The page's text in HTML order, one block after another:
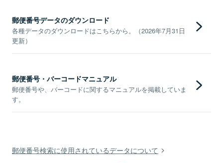
郵便番号データのダウンロード
各種データのダウンロードはこちらから。（2026年7月31日
更新）
郵便番号・バーコードマニュアル
郵便番号や、バーコードに関するマニュアルを掲載していま
す。
郵便番号検索に使用されているデータについて